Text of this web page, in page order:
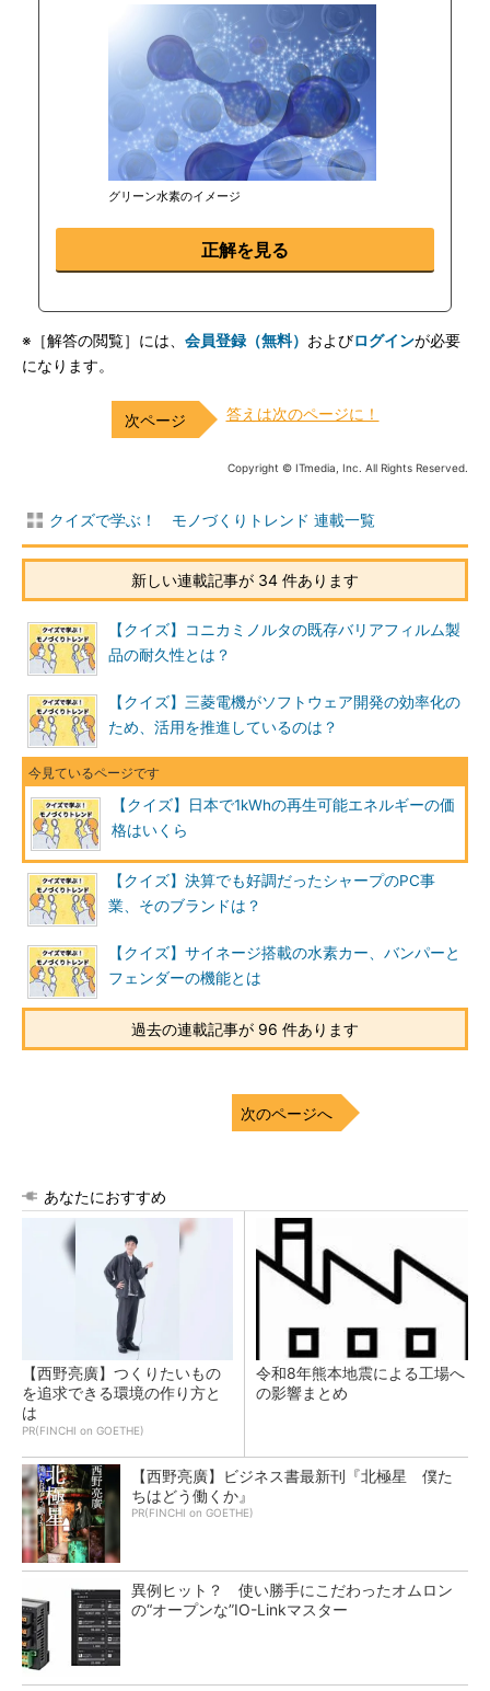
グリーン水素のイメージ
正解を見る
※［解答の閲覧］には、 会員登録（無料） およびログインが必要
になります。
答えは次のページに！
Copyright © ITmedia, Inc. All Rights Reserved.
クイズで学ぶ！ モノづくりトレンド 連載一覧
新しい連載記事が 34 件あります
【クイズ】コニカミノルタの既存バリアフィルム製
品の耐久性とは？
【クイズ】三菱電機がソフトウェア開発の効率化の
ため、活用を推進しているのは？
【クイズ】日本で1kWhの再生可能エネルギーの価
格はいくら
【クイズ】決算でも好調だったシャープのPC事
業、そのブランドは？
【クイズ】サイネージ搭載の水素カー、バンパーと
フェンダーの機能とは
過去の連載記事が 96 件あります
次のページへ
あなたにおすすめ
【西野亮廣】つくりたいもの
を追求できる環境の作り方と
は
PR(FINCHI on GOETHE)
令和8年熊本地震による工場へ
の影響まとめ
【西野亮廣】ビジネス書最新刊『北極星 僕た
ちはどう働くか』
PR(FINCHI on GOETHE)
異例ヒット？ 使い勝手にこだわったオムロン
の“オープンな”IO-Linkマスター